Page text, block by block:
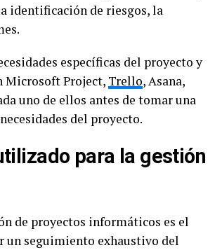
identificación de riesgos, la
específicas del proyecto y
Microsoft Project, Trello, Asana,
uno de ellos antes de tomar una
del proyecto.
para la gestión
de proyectos informáticos es el
un seguimiento exhaustivo del